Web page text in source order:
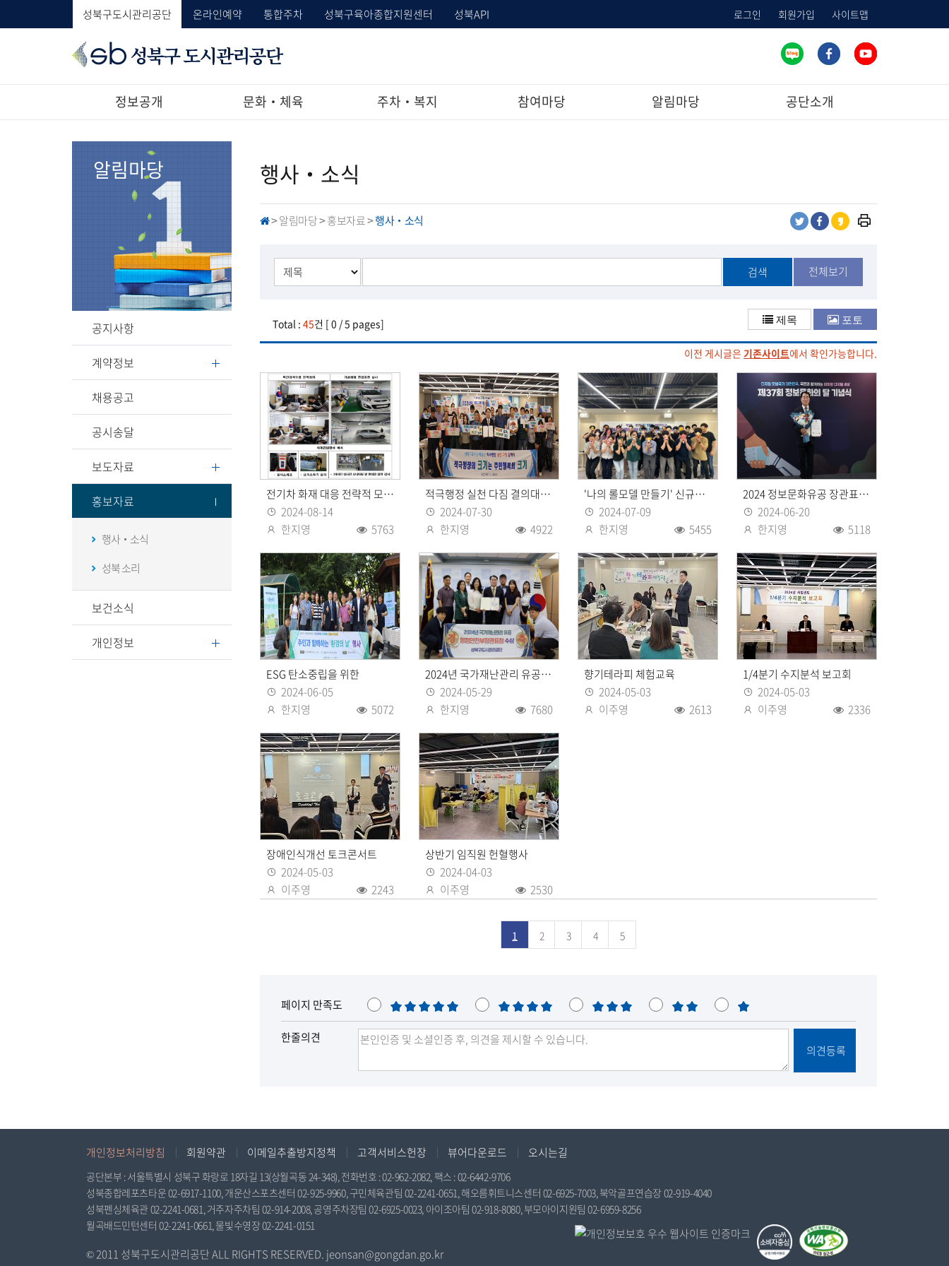
성북구도시관리공단 온라인예약 통합주차 성북구육아종합지원센터 성북API 로그인 회원가입 사이트맵
북
리
정보공개 문화‧체육 주차‧복지 참여마당 알림마당 공단소개
알림마당
공지사항
계약정보
채용공고
공시송달
보도자료
홍보자료
행사‧소식
성북 소리
보건소식
개인정보
행사‧소식
H >알림마당>홍보자료>행사‧소식
트
터
유
페
스
북
공
유
카
오
스
토
리
공
유
프
린
기
검색 전체보기
Total : 45건 [ 0 / 5 pages] 제목 포토
이전 게시글은 기존사이트에서 확인가능합니다.
전기차 화재 대응 전략적 모의 훈련 실시
등록일
2024-08-14
한지영
5763
적극행정 실천 다짐 결의대회 개최
등록일
2024-07-30
한지영
4922
'나의 롤모델 만들기' 신규입사자 대상 성장 교육 실시
등록일
2024-07-09
한지영
5455
2024 정보문화유공 장관표창 수상
등록일
2024-06-20
한지영
5118
ESG 탄소중립을 위한
등록일
2024-06-05
한지영
5072
2024년 국가재난관리 유공 장관 표창 수상
등록일
2024-05-29
한지영
7680
향기테라피 체험교육
등록일
2024-05-03
이주영
2613
1/4분기 수지분석 보고회
등록일
2024-05-03
이주영
2336
장애인식개선 토크콘서트
등록일
2024-05-03
이주영
2243
상반기 임직원 헌혈행사
등록일
2024-04-03
이주영
2530
1 2 3 4 5
페이지 만족도
매
우
만
만
족
보
통
불
만
매
우
한줄의견
의견등록
개인정보처리방침 회원약관 이메일추출방지정책 고객서비스헌장 뷰어다운로드 오시는길
공단본부 : 서울특별시 성북구 화랑로 18자길 13(상월곡동 24-348), 전화번호 : 02-962-2082, 팩스 : 02-6442-9706
성북종합레포츠타운 02-6917-1100, 개운산스포츠센터 02-925-9960, 구민체육관팀 02-2241-0651, 해오름휘트니스센터 02-6925-7003, 북악골프연습장 02-919-4040
성북펜싱체육관 02-2241-0681, 거주자주차팀 02-914-2008, 공영주차장팀 02-6925-0023, 아이조아팀 02-918-8080, 부모아이지원팀 02-6959-8256
월곡배드민턴센터 02-2241-0661, 물빛수영장 02-2241-0151
© 2011 성북구도시관리공단 ALL RIGHTS RESERVED. jeonsan@gongdan.go.kr